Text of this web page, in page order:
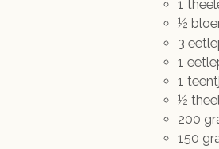
1
½
3
1
1
½
200
150